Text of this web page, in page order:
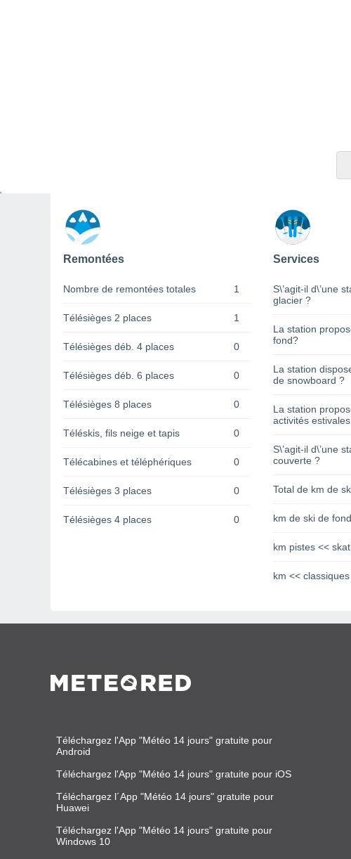
Remontées
Nombre de remontées totales 1
Télésièges 2 places 1
Télésièges déb. 4 places 0
Télésièges déb. 6 places 0
Télésièges 8 places 0
Téléskis, fils neige et tapis 0
Télécabines et téléphériques 0
Télésièges 3 places 0
Télésièges 4 places 0
Services
S\’agit-il d\’une
glacier ?
La station
fond?
La station
de snowboard ?
La station
activités
S\’agit-il d\’une
couverte ?
Total de km de
km de ski de
km pistes <<
km <<
Téléchargez l'App "Météo 14 jours" gratuite pour
Android
Téléchargez l'App "Météo 14 jours" gratuite pour iOS
Téléchargez l´App "Météo 14 jours" gratuite pour
Huawei
Téléchargez l'App "Météo 14 jours" gratuite pour
Windows 10